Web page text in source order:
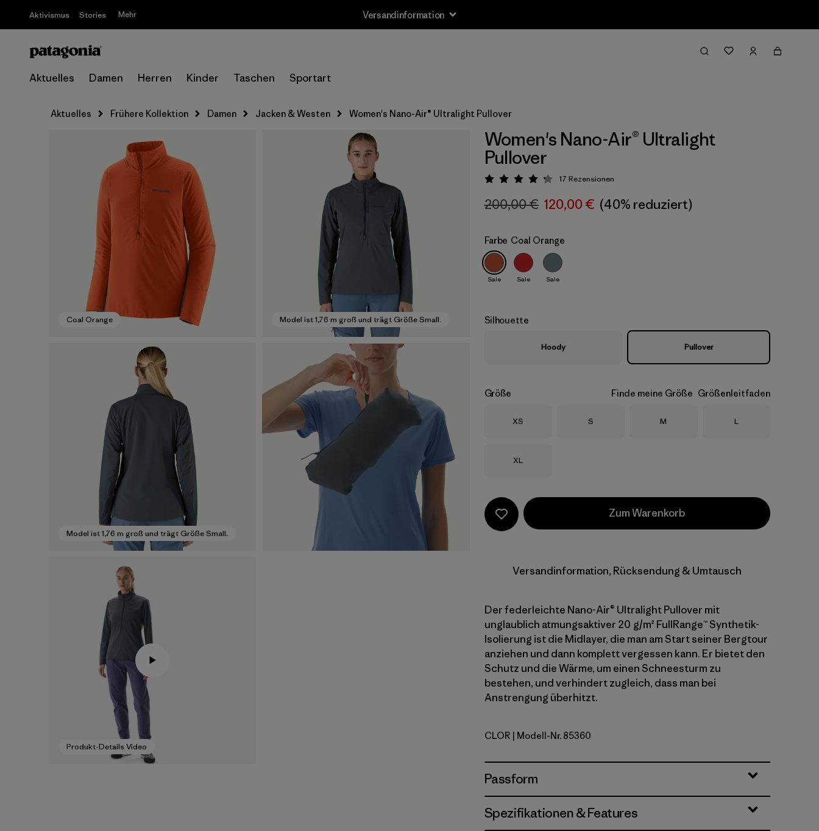
Aktivismus Stories Mehr Versandinformation
Aktuelles Damen Herren Kinder Taschen Sportart
Aktuelles Frühere Kollektion Damen Jacken & Westen Women's Nano-Air® Ultralight Pullover
Coal Orange Model ist 1,76 m groß und trägt Größe Small.
Model ist 1,76 m groß und trägt Größe Small.
Produkt-Details Video
Women's Nano-Air® Ultralight
Pullover
Bewertung: 4.3 / 5
17 Rezensionen
200,00 € 120,00 € (40% reduziert)
Farbe Coal Orange
Sale Sale Sale
Silhouette
Hoody Pullover
Größe Finde meine Größe Größenleitfaden
Größe
XS Größe
S Größe
M Größe
L
Größe
XL
Zum Warenkorb
Versandinformation, Rücksendung & Umtausch
Der federleichte Nano-Air® Ultralight Pullover mit
unglaublich atmungsaktiver 20 g/m² FullRange™ Synthetik-
Isolierung ist die Midlayer, die man am Start seiner Bergtour
anziehen und dann komplett vergessen kann. Er bietet den
Schutz und die Wärme, um einen Schneesturm zu
bestehen, und verhindert zugleich, dass man bei
Anstrengung überhitzt.
Coal Orange
CLOR | Modell-Nr. 85360
Passform
Spezifikationen & Features